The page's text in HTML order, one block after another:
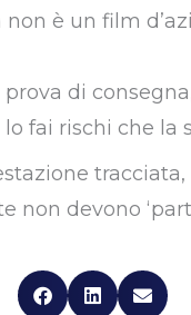
non è un film
di
fai rischi che la
non devono